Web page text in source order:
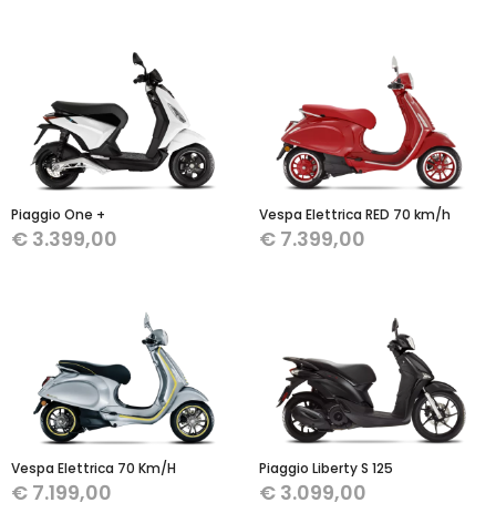
Piaggio One +
€ 3.399,00
Vespa Elettrica RED 70 km/h
€ 7.399,00
Vespa Elettrica 70 Km/H
€ 7.199,00
Piaggio Liberty S 125
€ 3.099,00